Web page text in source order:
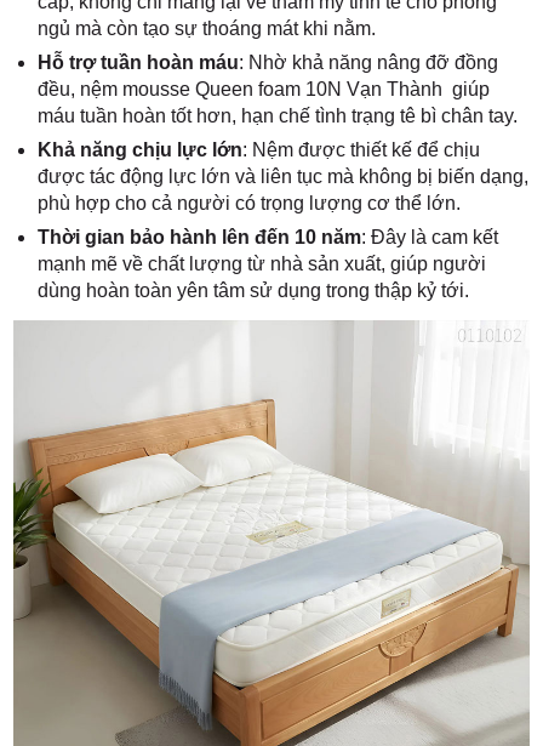
ngủ mà còn tạo sự thoáng mát khi nằm.
Hỗ trợ tuần hoàn máu: Nhờ khả năng nâng đỡ đồng
đều, nệm mousse Queen foam 10N Vạn Thành giúp
máu tuần hoàn tốt hơn, hạn chế tình trạng tê bì chân tay.
Khả năng chịu lực lớn: Nệm được thiết kế để chịu
được tác động lực lớn và liên tục mà không bị biến dạng,
phù hợp cho cả người có trọng lượng cơ thể lớn.
Thời gian bảo hành lên đến 10 năm: Đây là cam kết
mạnh mẽ về chất lượng từ nhà sản xuất, giúp người
dùng hoàn toàn yên tâm sử dụng trong thập kỷ tới.